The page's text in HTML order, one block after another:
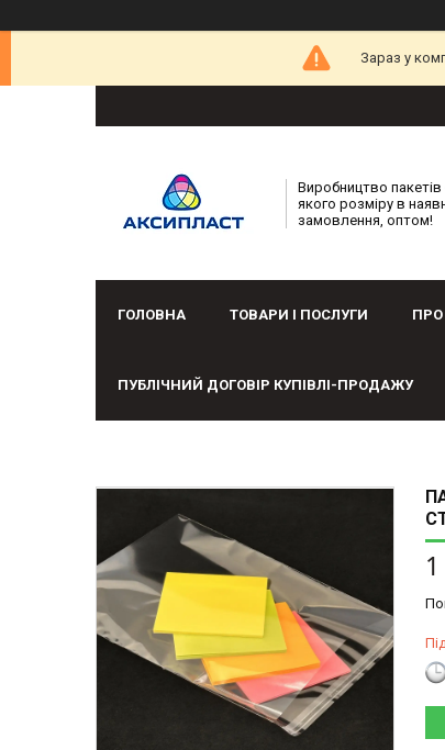
Зараз у
Виробництво пакетів
якого розміру в
замовлення, оптом!
ГОЛОВНА ТОВАРИ І ПОСЛУГИ
ПУБЛІЧНИЙ ДОГОВІР КУПІВЛІ-ПРОДАЖУ